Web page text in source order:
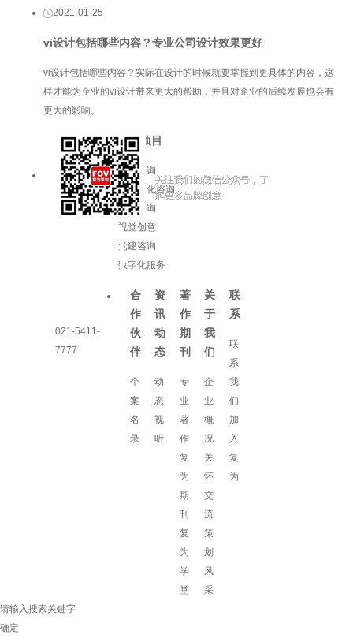
2021-01-25
vi设计包括哪些内容？专业公司设计效果更好
vi设计包括哪些内容？实际在设计的时候就要掌握到更具体的内容，这
样才能为企业的vi设计带来更大的帮助，并且对企业的后续发展也会有
更大的影响。
021-5411-
7777
服务项目
品牌咨询
企业文化咨询
增长咨询
视觉创意
党建咨询
数字化服务
合
作
伙
伴
个
案
名
录
资
讯
动
态
动
态
视
听
著
作
期
刊
专
业
著
作
复
为
期
刊
复
为
学
堂
关
于
我
们
企
业
概
况
关
怀
交
流
策
划
风
采
联
系
联
系
我
们
加
入
复
为
请输入搜索关键字
确定